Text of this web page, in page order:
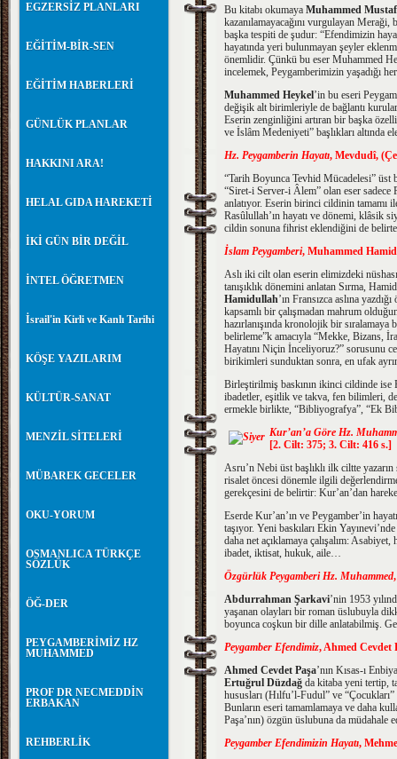
EGZERSİZ PLANLARI
EĞİTİM-BİR-SEN
EĞİTİM HABERLERİ
GÜNLÜK PLANLAR
HAKKINI ARA!
HELAL GIDA HAREKETİ
İKİ GÜN BİR DEĞİL
İNTEL ÖĞRETMEN
İsrail'in Kirli ve Kanlı Tarihi
KÖŞE YAZILARIM
KÜLTÜR-SANAT
MENZİL SİTELERİ
MÜBAREK GECELER
OKU-YORUM
OSMANLICA TÜRKÇE
SÖZLÜK
ÖĞ-DER
PEYGAMBERİMİZ HZ
MUHAMMED
PROF DR NECMEDDİN
ERBAKAN
REHBERLİK
Bu kitabı okumaya Muhammed
kazanılamayacağını vurgulayan
başka tespiti de şudur: “Efendimizin
hayatında yeri bulunmayan şeyler
önemlidir. Çünkü bu eser Muhammed
incelemek, Peygamberimizin yaşadığı
Muhammed Heykel’in bu eseri
değişik alt birimleriyle de bağlantı
Eserin zenginliğini artıran bir başka
ve İslâm Medeniyeti” başlıkları altında
Hz. Peygamberin Hayatı, Mevdudî,
“Tarih Boyunca Tevhid Mücadelesi” üst
“Siret-i Server-i Âlem” olan eser sadece
anlatıyor. Eserin birinci cildinin tamamı
Rasûlullah’ın hayatı ve dönemi, klâsik
cildin sonuna fihrist eklendiğini de
İslam Peygamberi, Muhammed
Aslı iki cilt olan eserin elimizdeki
tanışıklık dönemini anlatan Sırma,
Hamidullah’ın Fransızca aslına
kapsamlı bir çalışmadan mahrum
hazırlanışında kronolojik bir
belirleme”k amacıyla “Mekke, Bizans,
Hayatını Niçin İnceliyoruz?” sorusunu
birikimleri sunduktan sonra, en ufak
Birleştirilmiş baskının ikinci cildinde ise
ibadetler, eşitlik ve takva, fen bilimleri,
ermekle birlikte, “Bibliyografya”, “Ek
Kur’an’a Göre Hz.
[2. Cilt: 375; 3. Cilt: 416 s.]
Asru’n Nebi üst başlıklı ilk ciltte
risalet öncesi dönemle ilgili
gerekçesini de belirtir: Kur’an’dan
Eserde Kur’an’ın ve Peygamber’in
taşıyor. Yeni baskıları Ekin
daha net açıklamaya çalışalım:
ibadet, iktisat, hukuk, aile…
Özgürlük Peygamberi Hz. Muhammed
Abdurrahman Şarkavi’nin 1953
yaşanan olayları bir roman üslubuyla
boyunca coşkun bir dille anlatabilmiş.
Peygamber Efendimiz, Ahmed Cevdet
Ahmed Cevdet Paşa’nın Kısas-ı
Ertuğrul Düzdağ da kitaba yeni tertip,
hususları (Hılfu’l-Fudul” ve
Bunların eseri tamamlamaya ve daha
Paşa’nın) özgün üslubuna da müdahale
Peygamber Efendimizin Hayatı,